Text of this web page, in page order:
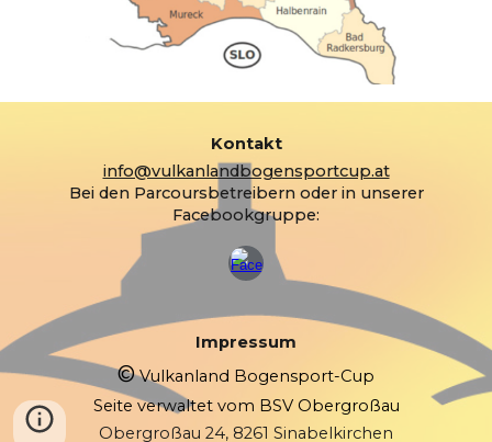
Kontakt
info@vulkanlandbogensportcup.at
Bei den Parcoursbetreibern oder in unserer
Facebookgruppe:
Impressum
© Vulkanland Bogensport-Cup
Seite verwaltet vom BSV Obergroßau
Obergroßau 24, 8261 Sinabelkirchen